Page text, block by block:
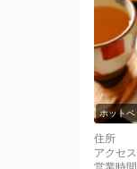
ホット
住所
アクセス